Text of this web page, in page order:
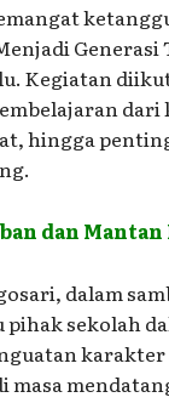
Generasi
Kegiatan
hingga
dan
dalam
sekolah
masa